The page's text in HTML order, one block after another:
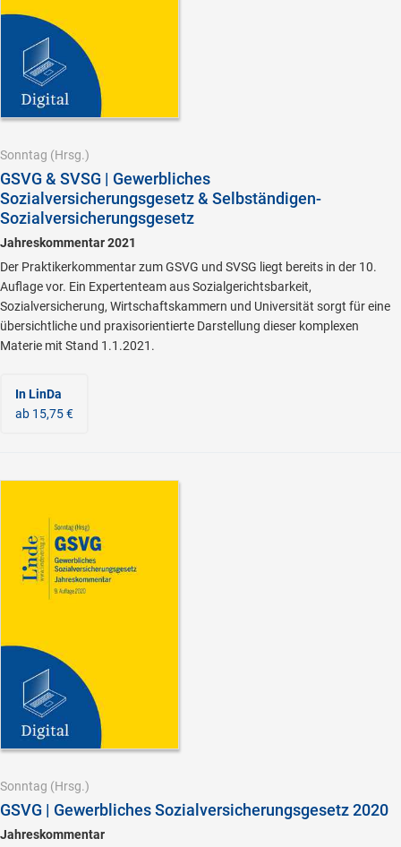
Sonntag (Hrsg.)
GSVG & SVSG | Gewerbliches
Sozialversicherungsgesetz & Selbständigen-
Sozialversicherungsgesetz
Jahreskommentar 2021
Der Praktikerkommentar zum GSVG und SVSG liegt bereits in der 10.
Auflage vor. Ein Expertenteam aus Sozialgerichtsbarkeit,
Sozialversicherung, Wirtschaftskammern und Universität sorgt für eine
übersichtliche und praxisorientierte Darstellung dieser komplexen
Materie mit Stand 1.1.2021.
In LinDa
ab 15,75 €
Sonntag (Hrsg.)
GSVG | Gewerbliches Sozialversicherungsgesetz 2020
Jahreskommentar